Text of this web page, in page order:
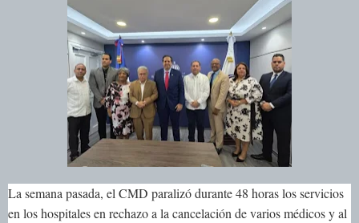
La semana pasada, el CMD paralizó durante 48 horas los servicios
en los hospitales en rechazo a la cancelación de varios médicos y al